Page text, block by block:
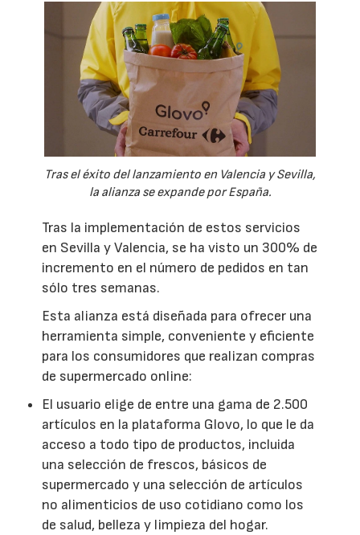
Tras el éxito del lanzamiento en Valencia y Sevilla,
la alianza se expande por España.
Tras la implementación de estos servicios
en Sevilla y Valencia, se ha visto un 300% de
incremento en el número de pedidos en tan
sólo tres semanas.
Esta alianza está diseñada para ofrecer una
herramienta simple, conveniente y eficiente
para los consumidores que realizan compras
de supermercado online:
El usuario elige de entre una gama de 2.500
artículos en la plataforma Glovo, lo que le da
acceso a todo tipo de productos, incluida
una selección de frescos, básicos de
supermercado y una selección de artículos
no alimenticios de uso cotidiano como los
de salud, belleza y limpieza del hogar.